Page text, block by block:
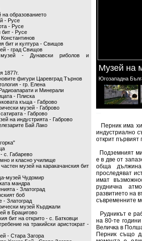
образованието
- Русе
- Русе
бит - Русе
бит и култура - Свищов
- град Свищов
музей - Дунавски риболов и
1877г.
фигури Царевград Търнов
- гр. Елена
и Минерали
- Плиска
къща - Габрово
музей - Габрово
- Габрово
на индустрията - Габрово
Бай Лако
с. Габарево
и класно училище
музей на каракачанския бит
музей Чудомир
мандра
- Златоград
боб
- Златоград
музей Кърджали
в Брацигово
бит на открито - с. Батковци
на тракийски аристократ -
- Стара Загора
Музей на
Югозападна
Перник има
индустриално
открит първият
Подземният
е в две от
обща
проследяват
имат
руднична
развитието на
съвременните
Рудникът е
на 80-те
Величка в
Перник също